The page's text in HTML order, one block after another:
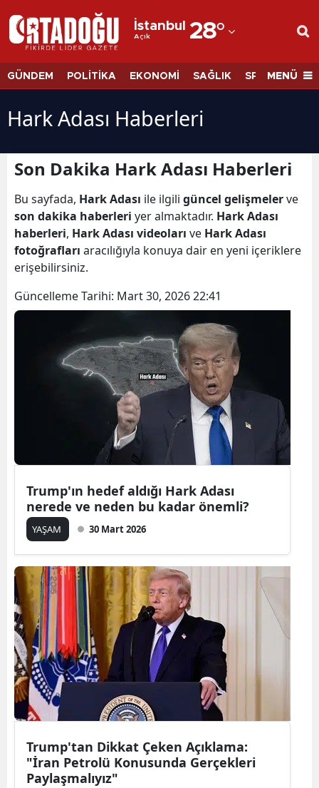
İstanbul
Açık 28°
Adana
Adıyaman
Ağrı
Amasya
Antalya
Artvin
Balıkesir
Bilecik
Bingöl
Bitlis
Burdur
Çanakkale
Çorum
Denizli
Diyarbakır
Edirne
Elazığ
Erzincan
Erzurum
GÜNDEM POLİTİKA EKONOMİ SAĞLIK SPORMENÜ
Hark Adası Haberleri
Son Dakika Hark Adası Haberleri
Bu sayfada, Hark Adası ile ilgili güncel gelişmelerve
son dakika haberleri yer almaktadır. Hark Adası
haberleri, Hark Adası videoları ve Hark Adası
fotoğrafları aracılığıyla konuya dair en yeni içeriklere
erişebilirsiniz.
Güncelleme Tarihi: Mart 30, 2026 22:41
Trump'ın hedef aldığı Hark Adası
nerede ve neden bu kadar önemli?
YAŞAM 30 Mart 2026
Trump'tan Dikkat Çeken Açıklama:
"İran Petrolü Konusunda Gerçekleri
Paylaşmalıyız"